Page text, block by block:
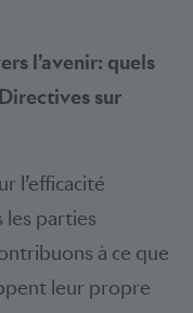
l’avenir: quels
sur
l’efficacité
parties
à ce que
leur propre